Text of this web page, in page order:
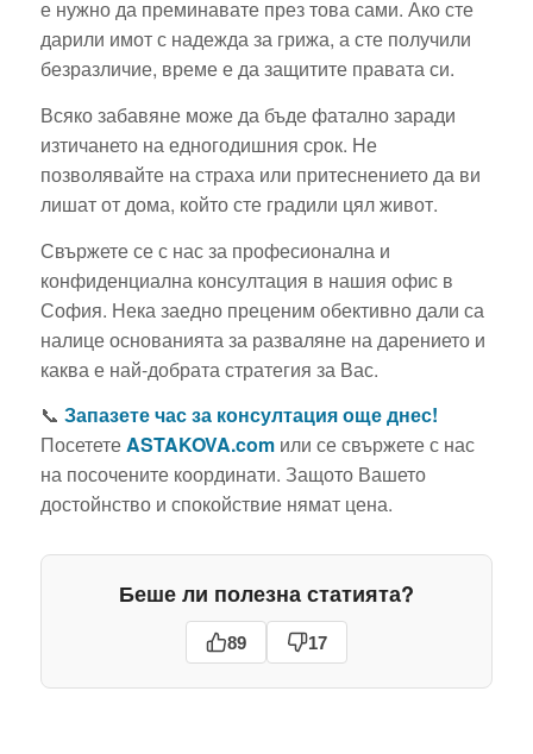
е нужно да преминавате през това сами. Ако сте
дарили имот с надежда за грижа, а сте получили
безразличие, време е да защитите правата си.
Всяко забавяне може да бъде фатално заради
изтичането на едногодишния срок. Не
позволявайте на страха или притеснението да ви
лишат от дома, който сте градили цял живот.
Свържете се с нас за професионална и
конфиденциална консултация в нашия офис в
София. Нека заедно преценим обективно дали са
налице основанията за разваляне на дарението и
каква е най-добрата стратегия за Вас.
📞 Запазете час за консултация още днес!
ПосететеASTAKOVA.comили се свържете с нас
на посочените координати. Защото Вашето
достойнство и спокойствие нямат цена.
Беше ли полезна статията?
89 17